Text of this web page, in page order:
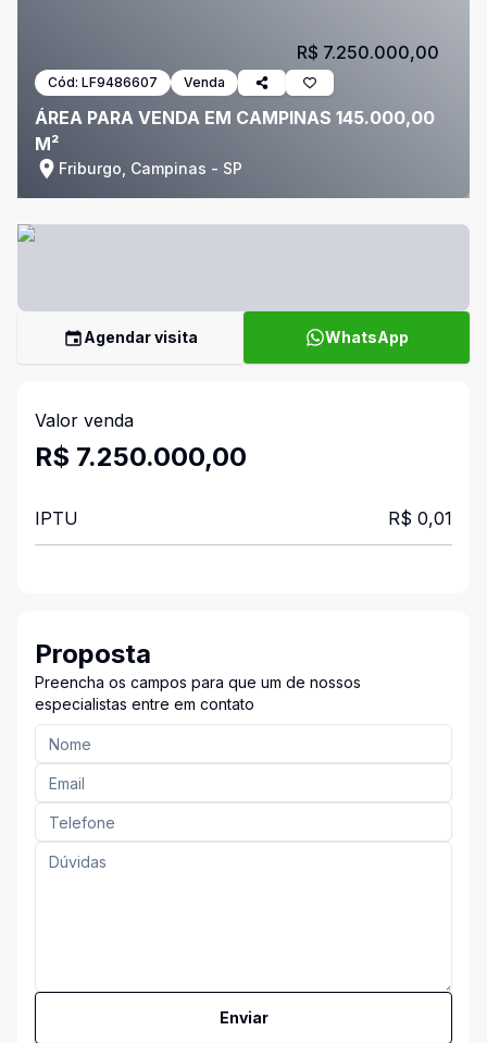
Cód: LF9486607 Venda
ÁREA PARA VENDA EM CAMPINAS 145.000,00
M²
Friburgo, Campinas - SP
R$ 7.250.000,00
Agendar visita WhatsApp
Valor venda
R$ 7.250.000,00
IPTU R$ 0,01
Proposta
Preencha os campos para que um de nossos
especialistas entre em contato
Enviar